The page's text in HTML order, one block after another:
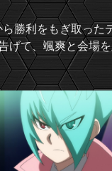
勝利をもぎ取った
げて、颯爽と会場